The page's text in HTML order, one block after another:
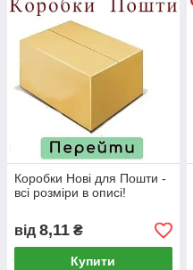
Коробки Нові для Пошти -
всі розміри в описі!
від 8,11 ₴
Купити